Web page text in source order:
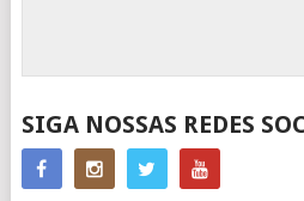
SIGA NOSSAS REDES